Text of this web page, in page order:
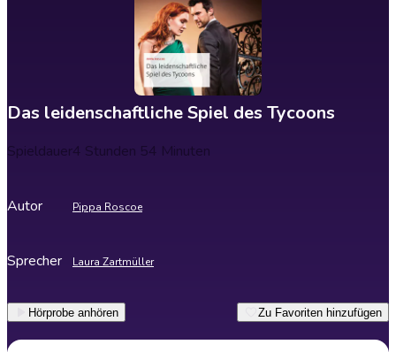
Das leidenschaftliche Spiel des Tycoons
Spieldauer4 Stunden 54 Minuten
Autor Pippa Roscoe
Sprecher Laura Zartmüller
Hörprobe anhören Zu Favoriten hinzufügen